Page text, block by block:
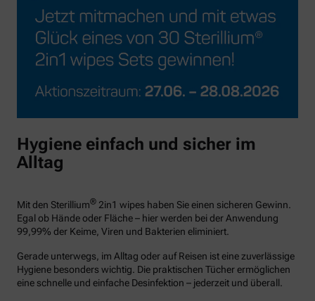
Hygiene einfach und sicher im
Alltag
Mit den Sterillium® 2in1 wipes haben Sie einen sicheren Gewinn.
Egal ob Hände oder Fläche – hier werden bei der Anwendung
99,99% der Keime, Viren und Bakterien eliminiert.
Gerade unterwegs, im Alltag oder auf Reisen ist eine zuverlässige
Hygiene besonders wichtig. Die praktischen Tücher ermöglichen
eine schnelle und einfache Desinfektion – jederzeit und überall.